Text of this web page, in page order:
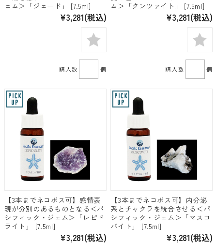
ェム＞「ジェード」 [7.5ml]
¥3,281(税込)
購入数 個
ム＞「クンツァイト」 [7.5ml]
¥3,281(税込)
購入数 個
【3本までネコポス可】感情表
現が分別のあるものとなる＜パ
シフィック・ジェム＞「レピド
ライト」 [7.5ml]
¥3,281(税込)
【3本までネコポス可】内分泌
系とチャクラを統合させる＜パ
シフィック・ジェム＞「マスコ
バイト」 [7.5ml]
¥3,281(税込)